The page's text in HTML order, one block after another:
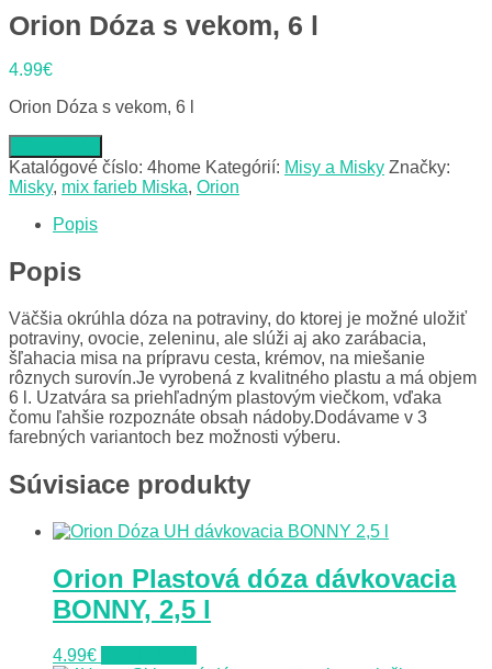
Orion Dóza s vekom, 6 l
4.99€
Orion Dóza s vekom, 6 l
Katalógové číslo: 4home Kategórií: Misy a Misky Značky:
Misky, mix farieb Miska, Orion
Popis
Popis
Väčšia okrúhla dóza na potraviny, do ktorej je možné uložiť
potraviny, ovocie, zeleninu, ale slúži aj ako zarábacia,
šľahacia misa na prípravu cesta, krémov, na miešanie
rôznych surovín.Je vyrobená z kvalitného plastu a má objem
6 l. Uzatvára sa priehľadným plastovým viečkom, vďaka
čomu ľahšie rozpoznáte obsah nádoby.Dodávame v 3
farebných variantoch bez možnosti výberu.
Súvisiace produkty
Orion Plastová dóza dávkovacia
BONNY, 2,5 l
4.99€